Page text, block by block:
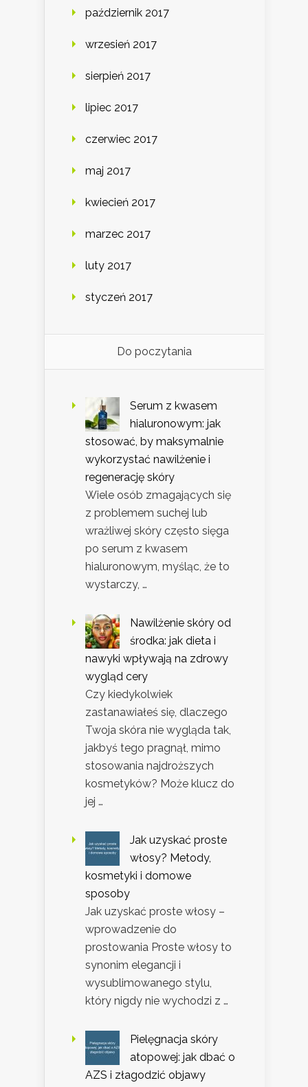
październik 2017
wrzesień 2017
sierpień 2017
lipiec 2017
czerwiec 2017
maj 2017
kwiecień 2017
marzec 2017
luty 2017
styczeń 2017
Do poczytania
Serum z kwasem
hialuronowym: jak
stosować, by maksymalnie
wykorzystać nawilżenie i
regenerację skóry
Wiele osób zmagających się
z problemem suchej lub
wrażliwej skóry często sięga
po serum z kwasem
hialuronowym, myśląc, że to
wystarczy, …
Nawilżenie skóry od
środka: jak dieta i
nawyki wpływają na zdrowy
wygląd cery
Czy kiedykolwiek
zastanawiałeś się, dlaczego
Twoja skóra nie wygląda tak,
jakbyś tego pragnął, mimo
stosowania najdroższych
kosmetyków? Może klucz do
jej …
Jak uzyskać proste
włosy? Metody,
kosmetyki i domowe
sposoby
Jak uzyskać proste włosy –
wprowadzenie do
prostowania Proste włosy to
synonim elegancji i
wysublimowanego stylu,
który nigdy nie wychodzi z …
Pielęgnacja skóry
atopowej: jak dbać o
AZS i złagodzić objawy